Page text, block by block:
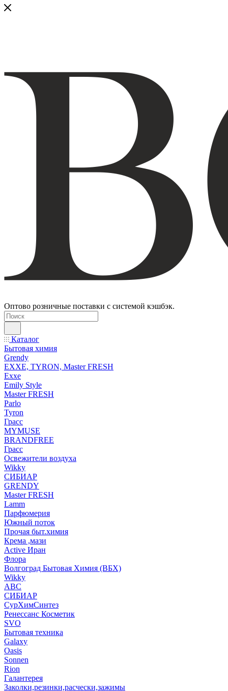
Оптово розничные поставки с системой кэшбэк.
Каталог
Бытовая химия
Grendy
EXXE, TYRON, Master FRESH
Exxe
Emily Style
Master FRESH
Parlo
Tyron
Грасс
MYMUSE
BRANDFREE
Грасс
Освежители воздуха
Wikky
СИБИАР
GRENDY
Master FRESH
Lamm
Парфюмерия
Южный поток
Прочая быт.химия
Крема ,мази
Аctive Иран
Флора
Волгоград Бытовая Химия (ВБХ)
Wikky
АВС
СИБИАР
СурХимСинтез
Ренессанс Косметик
SVO
Бытовая техника
Galaxy
Oasis
Sonnen
Rion
Галантерея
Заколки,резинки,расчески,зажимы